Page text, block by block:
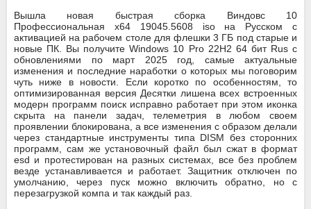
Вышла новая быстрая сборка Виндовс 10
Профессиональная x64 19045.5608 iso на Русском с
активацией на рабочем столе для флешки 3 ГБ под старые и
новые ПК. Вы получите Windows 10 Pro 22H2 64 бит Rus с
обновлениями по март 2025 год, самые актуальные
изменения и последние наработки о которых мы поговорим
чуть ниже в новости. Если коротко по особенностям, то
оптимизированная версия Десятки лишена всех встроенных
модерн программ поиск исправно работает при этом иконка
скрыта на панели задач, телеметрия в любом своем
проявлении блокирована, а все изменения с образом делали
через стандартные инструменты типа DISM без сторонних
программ, сам же установочный файл был сжат в формат
esd и протестирован на разных системах, все без проблем
везде устанавливается и работает. Защитник отключен по
умолчанию, через пуск можно включить обратно, но с
перезагрузкой компа и так каждый раз.